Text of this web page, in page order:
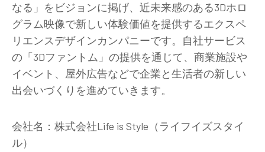
なる」をビジョンに掲げ、近未来感のある3Dホロ
グラム映像で新しい体験価値を提供するエクスペ
リエンスデザインカンパニーです。自社サービス
の「3Dファントム」の提供を通じて、商業施設や
イベント、屋外広告などで企業と生活者の新しい
出会いづくりを進めていきます。
会社名：株式会社Life is Style（ライフイズスタイ
ル）